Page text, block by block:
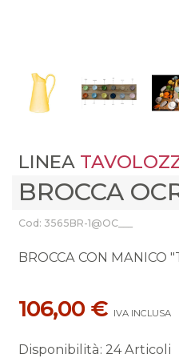
LINEA
BROCCA
Cod: 3565BR-1@OC___
BROCCA CON MANICO
106,00 € IVA INCLUSA
Disponibilità: 24 Articoli